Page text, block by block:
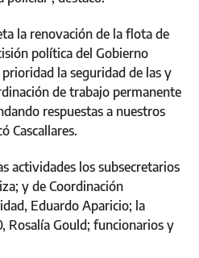
la renovación de la flota de
política del Gobierno
la seguridad de las y
de trabajo permanente
respuestas a nuestros
Cascallares.
actividades los subsecretarios
y de Coordinación
Eduardo Aparicio; la
Rosalía Gould; funcionarios y